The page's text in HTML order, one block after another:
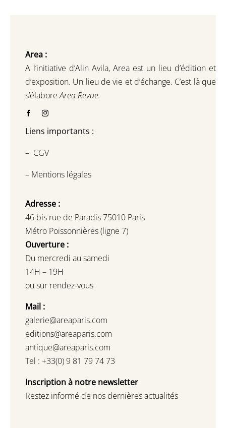
Area :
A l’initiative d’Alin Avila, Area est un lieu d’édition et
d’exposition. Un lieu de vie et d’échange. C’est là que
s’élaboreArea Revue.
Liens importants :
– CGV
– Mentions légales
Adresse :
46 bis rue de Paradis 75010 Paris
Métro Poissonnières (ligne 7)
Ouverture :
Du mercredi au samedi
14H – 19H
ou sur rendez-vous
Mail :
galerie@areaparis.com
editions@areaparis.com
antique@areaparis.com
Tel : +33(0) 9 81 79 74 73
Inscription à notre newsletter
Restez informé de nos dernières actualités